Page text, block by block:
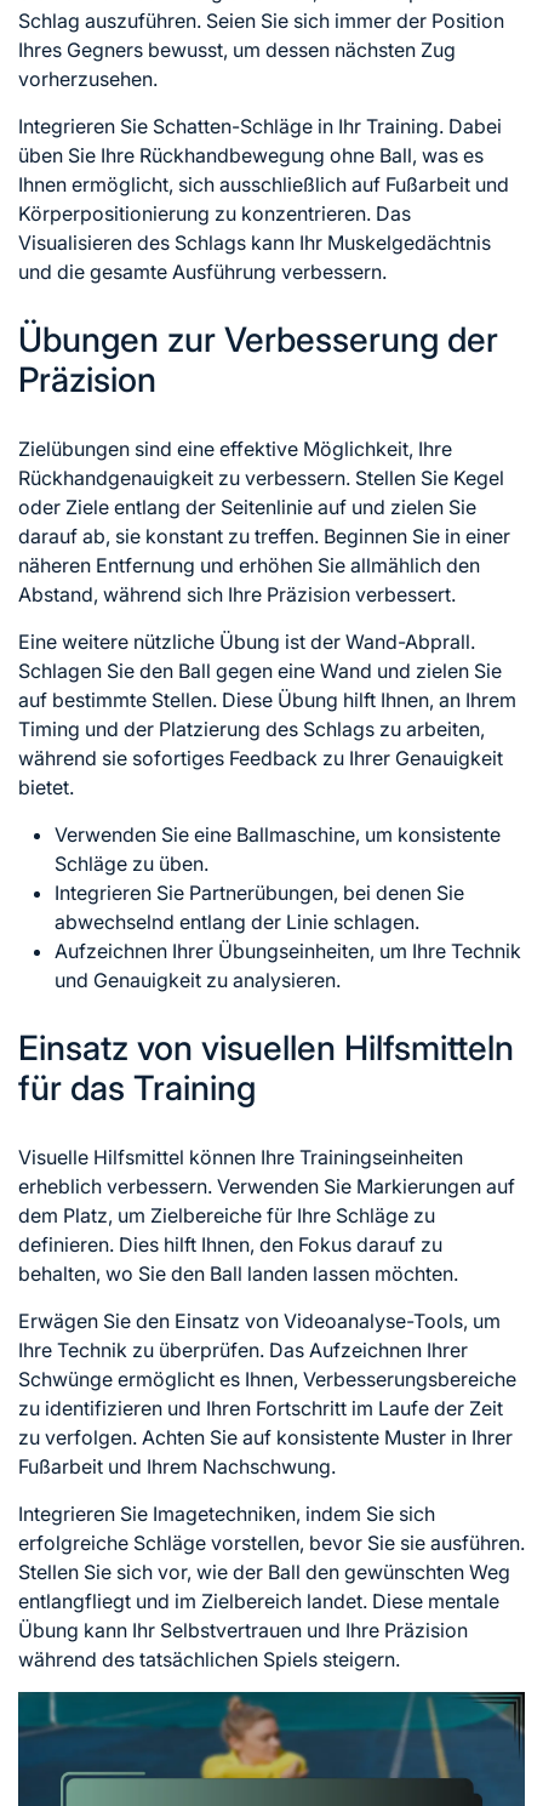
Schlag auszuführen. Seien Sie sich immer der Position
Ihres Gegners bewusst, um dessen nächsten Zug
vorherzusehen.
Integrieren Sie Schatten-Schläge in Ihr Training. Dabei
üben Sie Ihre Rückhandbewegung ohne Ball, was es
Ihnen ermöglicht, sich ausschließlich auf Fußarbeit und
Körperpositionierung zu konzentrieren. Das
Visualisieren des Schlags kann Ihr Muskelgedächtnis
und die gesamte Ausführung verbessern.
Übungen zur Verbesserung der
Präzision
Zielübungen sind eine effektive Möglichkeit, Ihre
Rückhandgenauigkeit zu verbessern. Stellen Sie Kegel
oder Ziele entlang der Seitenlinie auf und zielen Sie
darauf ab, sie konstant zu treffen. Beginnen Sie in einer
näheren Entfernung und erhöhen Sie allmählich den
Abstand, während sich Ihre Präzision verbessert.
Eine weitere nützliche Übung ist der Wand-Abprall.
Schlagen Sie den Ball gegen eine Wand und zielen Sie
auf bestimmte Stellen. Diese Übung hilft Ihnen, an Ihrem
Timing und der Platzierung des Schlags zu arbeiten,
während sie sofortiges Feedback zu Ihrer Genauigkeit
bietet.
Verwenden Sie eine Ballmaschine, um konsistente
Schläge zu üben.
Integrieren Sie Partnerübungen, bei denen Sie
abwechselnd entlang der Linie schlagen.
Aufzeichnen Ihrer Übungseinheiten, um Ihre Technik
und Genauigkeit zu analysieren.
Einsatz von visuellen Hilfsmitteln
für das Training
Visuelle Hilfsmittel können Ihre Trainingseinheiten
erheblich verbessern. Verwenden Sie Markierungen auf
dem Platz, um Zielbereiche für Ihre Schläge zu
definieren. Dies hilft Ihnen, den Fokus darauf zu
behalten, wo Sie den Ball landen lassen möchten.
Erwägen Sie den Einsatz von Videoanalyse-Tools, um
Ihre Technik zu überprüfen. Das Aufzeichnen Ihrer
Schwünge ermöglicht es Ihnen, Verbesserungsbereiche
zu identifizieren und Ihren Fortschritt im Laufe der Zeit
zu verfolgen. Achten Sie auf konsistente Muster in Ihrer
Fußarbeit und Ihrem Nachschwung.
Integrieren Sie Imagetechniken, indem Sie sich
erfolgreiche Schläge vorstellen, bevor Sie sie ausführen.
Stellen Sie sich vor, wie der Ball den gewünschten Weg
entlangfliegt und im Zielbereich landet. Diese mentale
Übung kann Ihr Selbstvertrauen und Ihre Präzision
während des tatsächlichen Spiels steigern.